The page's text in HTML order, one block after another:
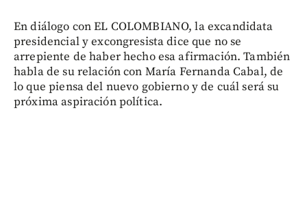
En diálogo con EL COLOMBIANO, la excandidata
presidencial y excongresista dice que no se
arrepiente de haber hecho esa afirmación. También
habla de su relación con María Fernanda Cabal, de
lo que piensa del nuevo gobierno y de cuál será su
próxima aspiración política.